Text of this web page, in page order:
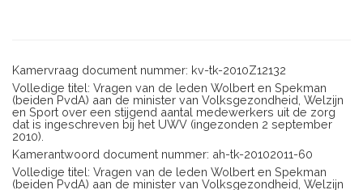
Kamervraag document nummer: kv-tk-2010Z12132
Volledige titel: Vragen van de leden Wolbert en Spekman
(beiden PvdA) aan de minister van Volksgezondheid, Welzijn
en Sport over een stijgend aantal medewerkers uit de zorg
dat is ingeschreven bij het UWV (ingezonden 2 september
2010).
Kamerantwoord document nummer: ah-tk-20102011-60
Volledige titel: Vragen van de leden Wolbert en Spekman
(beiden PvdA) aan de minister van Volksgezondheid, Welzijn